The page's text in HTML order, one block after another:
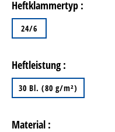
Heftklammertyp :
24/6
Heftleistung :
30 Bl. (80 g/m²)
Material :